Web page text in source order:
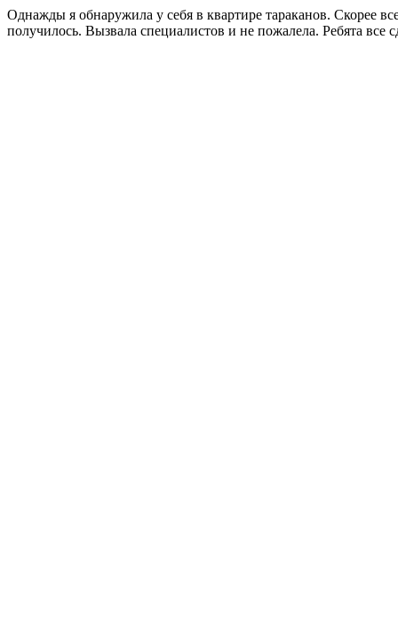
Однажды я обнаружила у себя в квартире тараканов. Скорее
получилось. Вызвала специалистов и не пожалела. Ребята все